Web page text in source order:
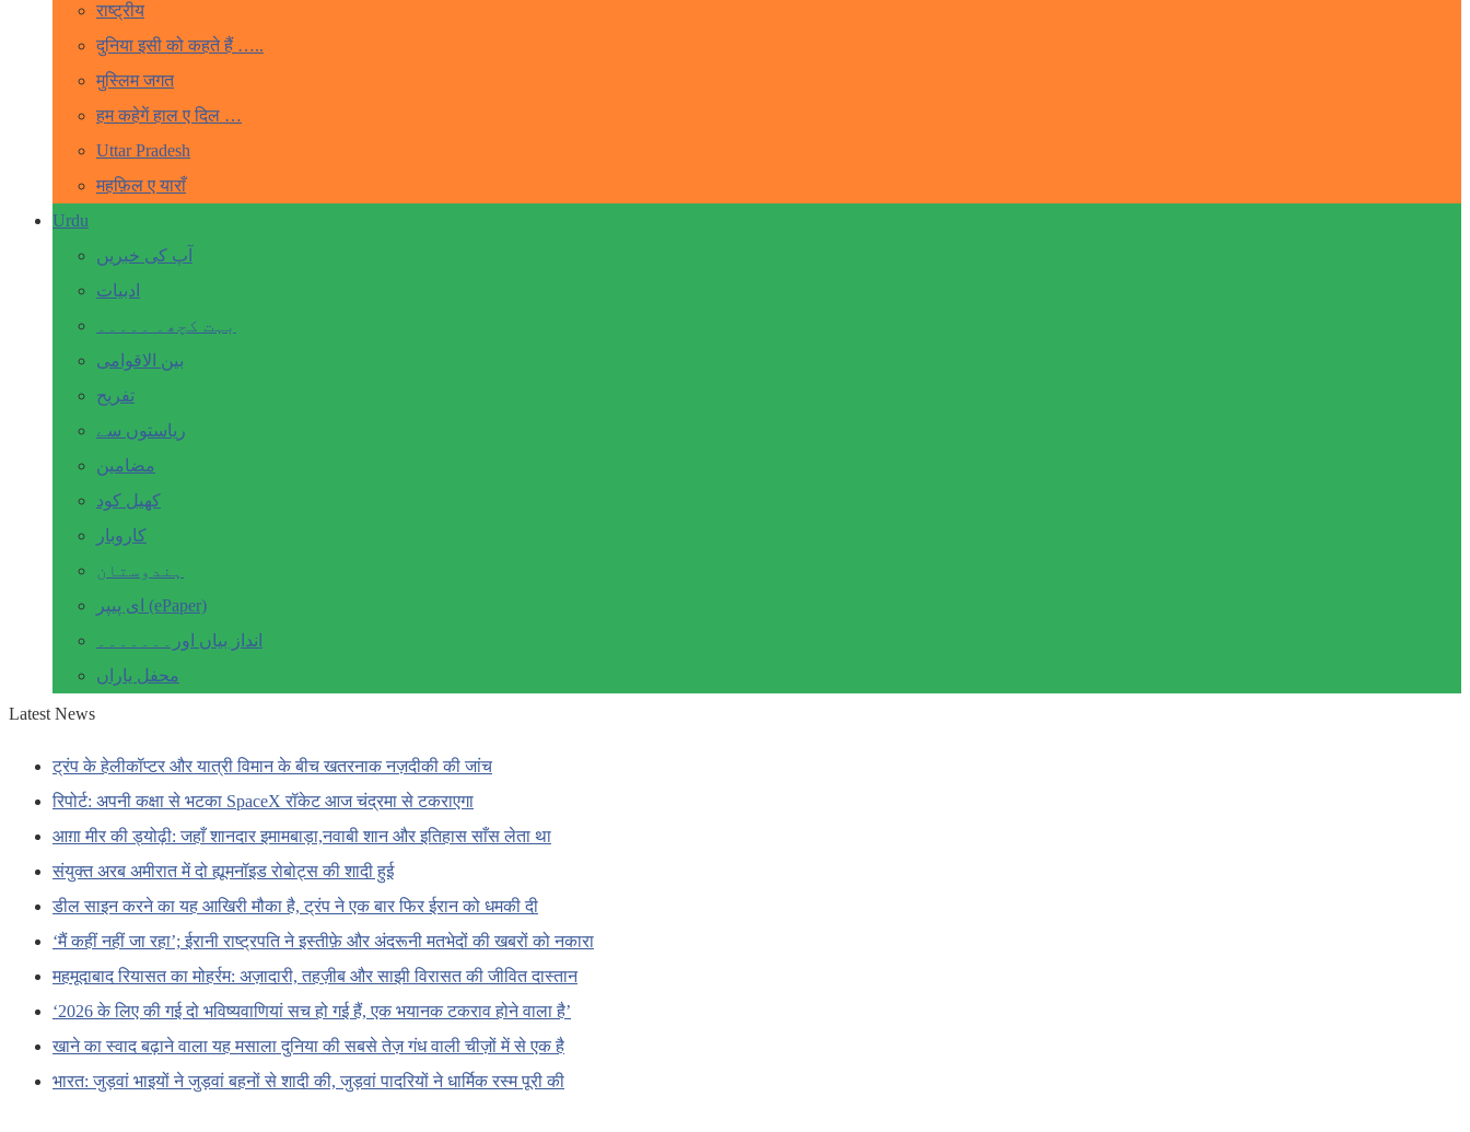
राष्ट्रीय
दुनिया इसी को कहते हैं …..
मुस्लिम जगत
हम कहेगें हाल ए दिल …
Uttar Pradesh
महफ़िल ए याराँ
Urdu
آپ کی خبریں
ادبیات
بہت کچھ۔ ۔۔۔۔۔
بین الاقوامی
تفریح
ریاستوں سے
مضامین
کھیل کود
کاروبار
ہندوستان
ای پیپر (ePaper)
انداز بیاں اور۔۔۔۔۔۔۔
محفل یاراں
Latest News
ट्रंप के हेलीकॉप्टर और यात्री विमान के बीच खतरनाक नज़दीकी की जांच
रिपोर्ट: अपनी कक्षा से भटका SpaceX रॉकेट आज चंद्रमा से टकराएगा
आग़ा मीर की ड्योढ़ी: जहाँ शानदार इमामबाड़ा,नवाबी शान और इतिहास साँस लेता था
संयुक्त अरब अमीरात में दो ह्यूमनॉइड रोबोट्स की शादी हुई
डील साइन करने का यह आखिरी मौका है, ट्रंप ने एक बार फिर ईरान को धमकी दी
‘मैं कहीं नहीं जा रहा’; ईरानी राष्ट्रपति ने इस्तीफ़े और अंदरूनी मतभेदों की खबरों को नकारा
महमूदाबाद रियासत का मोहर्रम: अज़ादारी, तहज़ीब और साझी विरासत की जीवित दास्तान
‘2026 के लिए की गई दो भविष्यवाणियां सच हो गई हैं, एक भयानक टकराव होने वाला है’
खाने का स्वाद बढ़ाने वाला यह मसाला दुनिया की सबसे तेज़ गंध वाली चीज़ों में से एक है
भारत: जुड़वां भाइयों ने जुड़वां बहनों से शादी की, जुड़वां पादरियों ने धार्मिक रस्म पूरी की